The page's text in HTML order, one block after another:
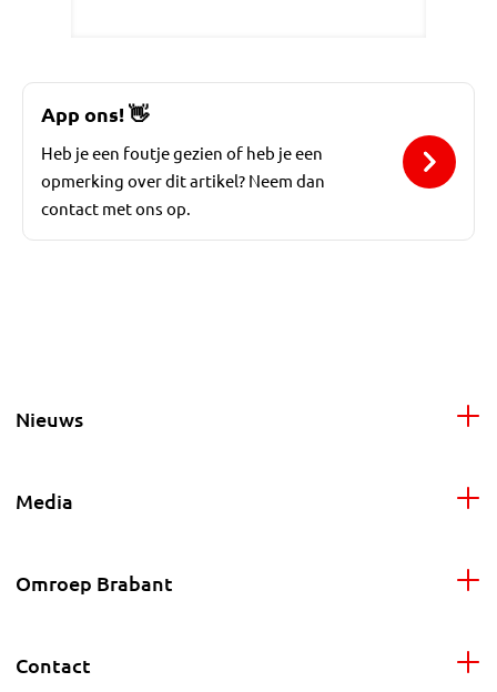
App ons!👋
Heb je een foutje gezien of heb je een
opmerking over dit artikel? Neem dan
contact met ons op.
Nieuws
Media
Omroep Brabant
Contact